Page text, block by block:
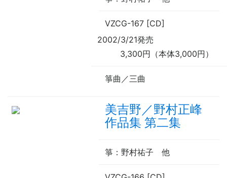
VZCG-167 [CD]
2002/3/21発売
3,300円（本体3,000円）
箏曲／三曲
美吉野／野村正峰
作品集 第二集
箏 ：野村祐子 他